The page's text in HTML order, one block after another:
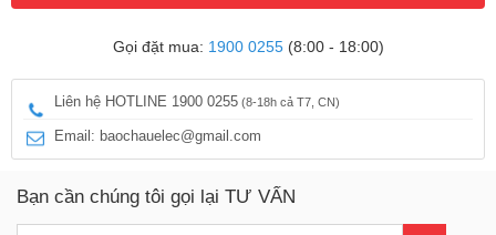
Gọi đặt mua: 1900 0255(8:00 - 18:00)
Liên hệ HOTLINE 1900 0255 (8-18h cả T7, CN)
Email: baochauelec@gmail.com
Bạn cần chúng tôi gọi lại TƯ VẤN